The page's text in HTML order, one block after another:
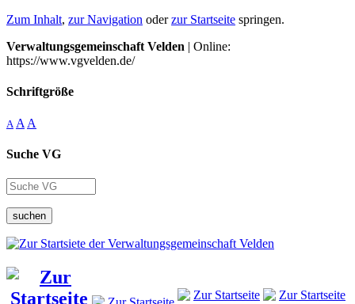
Zum Inhalt, zur Navigation oderzur Startseite springen.
Verwaltungsgemeinschaft Velden | Online:
https://www.vgvelden.de/
Schriftgröße
A A A
Suche VG
suchen